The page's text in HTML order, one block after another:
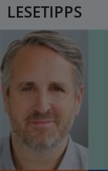
LESETIPPS